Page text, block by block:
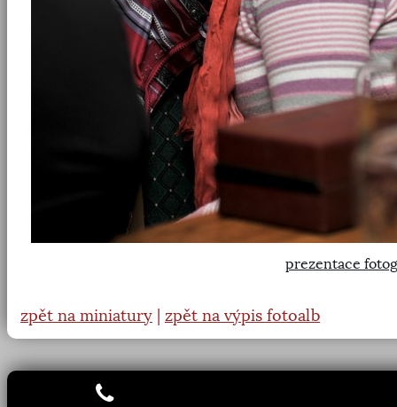
prezentace
zpět na miniatury zpět na výpis fotoalb